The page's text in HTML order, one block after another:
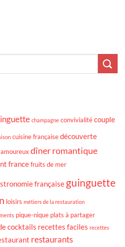
champagne convivialitécouple
cuisine françaisedécouverte
dîner romantique
francefruits de mer
française guinguette
loisirs métiers de la restauration
pique-nique plats à partager
cocktails recettes faciles recettes
restaurants